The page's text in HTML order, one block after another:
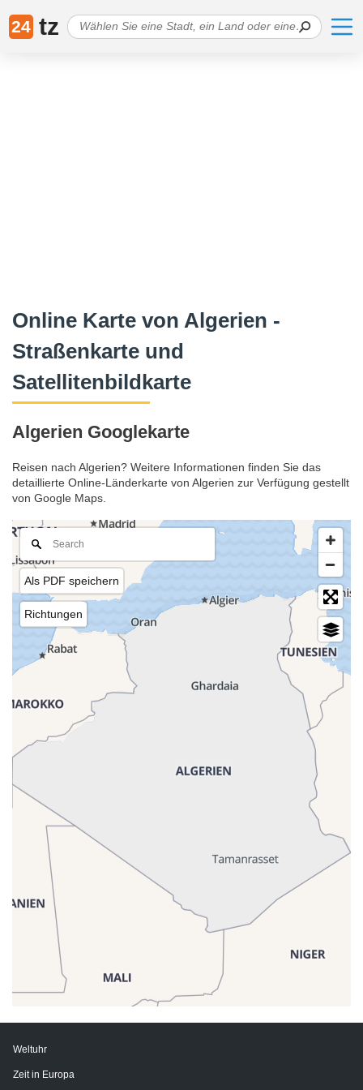
24 tz
Online Karte von Algerien -
Straßenkarte und
Satellitenbildkarte
Algerien Googlekarte
Reisen nach Algerien? Weitere Informationen finden Sie das
detaillierte Online-Länderkarte von Algerien zur Verfügung gestellt
von Google Maps.
Als PDF speichern
Richtungen
Weltuhr
Zeit in Europa